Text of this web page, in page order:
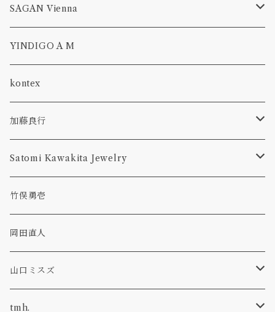
pitcher
plate
aeca
run up green
lampshade
abyss
フルーツピック
一葉挿し
オーバル
隅切り
ボウル, 鉢
花入れ
ラウンド
SAGAN Vienna
CROSS BODY
GWYNETH
YINDIGO A M
kontex
加藤良行
カトラリー
コーヒーメジャー
レンゲ
オーバル
プレート
ボウル
隅切皿
Satomi Kawakita Jewelry
ring
pierced earring
necklace
竹俣勇壱
岡田直人
山口ミスズ
ウール
tmh.